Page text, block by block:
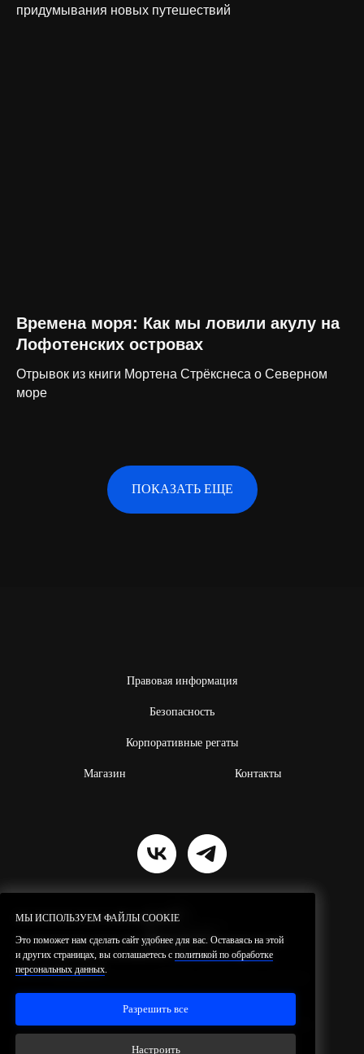
МЫ ИСПОЛЬЗУЕМ ФАЙЛЫ COOKIE
Это поможет нам сделать сайт удобнее для вас. Оставаясь на этой
и других страницах, вы соглашаетесь с политикой по обработке
персональных данных.
Разрешить все
Настроить
придумывания новых путешествий
Времена моря: Как мы ловили акулу на
Лофотенских островах
Отрывок из книги Мортена Стрёкснеса о Северном
море
ПОКАЗАТЬ ЕЩЕ
Правовая информация
Безопасность
Корпоративные регаты
Магазин Контакты
Резидент проекта ИНТЦ
© 2026 SilaVetra. Все права защищены.
Политика по обработке персональных данных
МЫ ИСПОЛЬЗУЕМ ФАЙЛЫ COOKIE
Это поможет нам сделать сайт удобнее для вас. Оставаясь на этой
и других страницах, вы соглашаетесь с политикой по обработке
персональных данных.
Разрешить все
Настроить